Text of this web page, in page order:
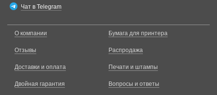
Чат в Telegram
О компании
Отзывы
Доставки и оплата
Двойная гарантия
Бумага для принтера
Распродажа
Печати и штампы
Вопросы и ответы